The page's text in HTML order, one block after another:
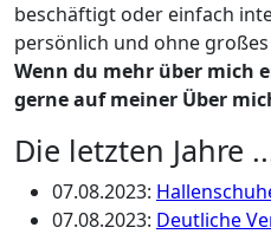
beschäftigt oder einfach
persönlich und ohne
Wenn du mehr über mich
gerne auf meiner Über
Die letzten Jahre
07.08.2023:
07.08.2023: Deutliche